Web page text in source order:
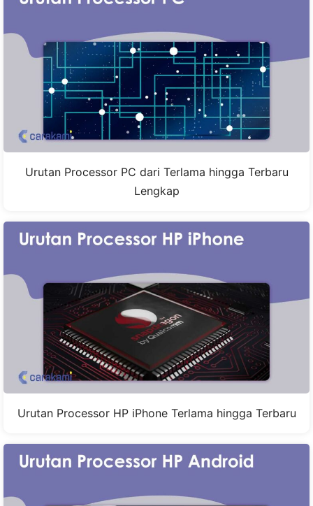
Urutan Processor PC dari Terlama hingga Terbaru
Lengkap
Urutan Processor HP iPhone Terlama hingga Terbaru